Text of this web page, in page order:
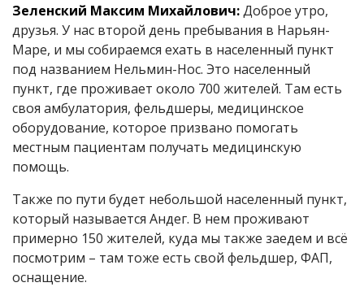
Зеленский Максим Михайлович:Доброе утро,
друзья. У нас второй день пребывания в Нарьян-
Маре, и мы собираемся ехать в населенный пункт
под названием Нельмин-Нос. Это населенный
пункт, где проживает около 700 жителей. Там есть
своя амбулатория, фельдшеры, медицинское
оборудование, которое призвано помогать
местным пациентам получать медицинскую
помощь.
Также по пути будет небольшой населенный пункт,
который называется Андег. В нем проживают
примерно 150 жителей, куда мы также заедем и всё
посмотрим – там тоже есть свой фельдшер, ФАП,
оснащение.